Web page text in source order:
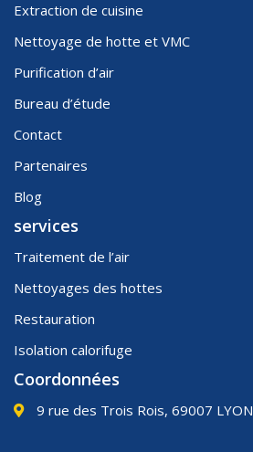
Extraction de cuisine
Nettoyage de hotte et VMC
Purification d’air
Bureau d’étude
Contact
Partenaires
Blog
services
Traitement de l’air
Nettoyages des hottes
Restauration
Isolation calorifuge
Coordonnées
9 rue des Trois Rois, 69007 LYON